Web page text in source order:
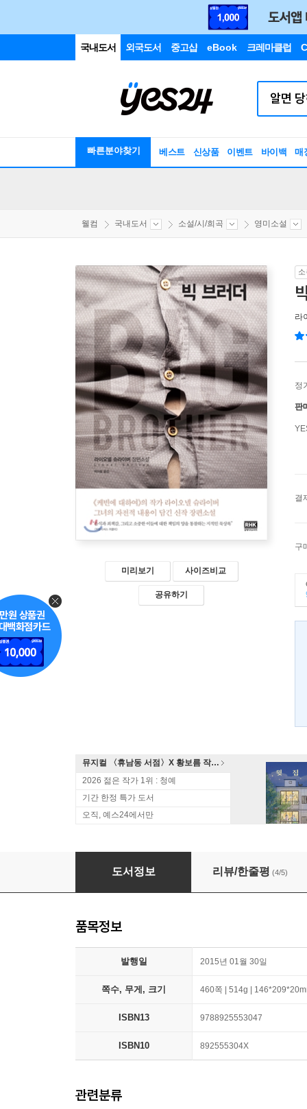
국내도서 외국도서 중고샵 eBook 크레마클럽
빠른분야찾기 베스트 신상품 이벤트 바이백 매
웰컴 국내도서 소설/시/희곡 영미소설
미리보기 사이즈비교
공유하기
라
정
판
결
구
뮤지컬 〈휴남동 서점〉X 황보름 작가 북토크
2026 젊은 작가 1위 : 청예
기간 한정 특가 도서
오직, 예스24에서만
빅 브러더
도서정보 리뷰/한줄평 (4/5)
품목정보
발행일 2015년 01월 30일
쪽수, 무게, 크기 460쪽 | 514g |
ISBN13 9788925553047
ISBN10 892555304X
관련분류